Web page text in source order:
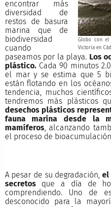
Globo con el
Victoria en
encontrar más
diversidad de
restos de basura
marina que de
biodiversidad
cuando
paseamos por la playa. Los
plástico.Cada 90 minutos
el mar y se estima que 5
están flotando en los
tendencia, muchos
tendremos más plásticos
desechos plásticos
fauna marina desde la
mamíferos, alcanzando
el proceso de
A pesar de su degradación, el
secretosque a día de hoy
comprendiendo. Uno de
desconocido para la